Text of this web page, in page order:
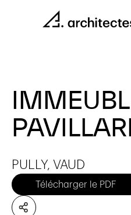
PULLY, VAUD
Télécharger le PDF